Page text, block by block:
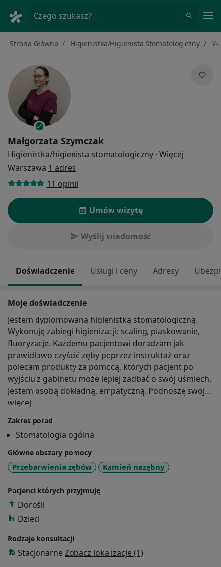
Czego szukasz?
Strona Główna Higienistka/Higienista Stomatologiczny
Małgorzata Szymczak
Higienistka/higienista stomatologiczny · Więcej
Warszawa 1 adres
11 opinii
Umów wizytę
Wyślij wiadomość
Doświadczenie Usługi i ceny Adresy
Moje doświadczenie
Jestem dyplomowaną higienistką stomatologiczną.
Wykonuję zabiegi higienizacji: scaling, piaskowanie,
fluoryzacje. Każdemu pacjentowi doradzam jak
prawidłowo czyścić zęby poprzez instruktaż oraz
polecam produkty za pomocą, których pacjent po
wyjściu z gabinetu może lepiej zadbać o swój uśmiech.
Jestem osobą dokładną, empatyczną. Podnoszę swoje
kwalifikacje uczestnicząc w kursach i szkoleniach, aby
Zapraszam do umawiania się na wizyty.
więcej
Zakres porad
Stomatologia ogólna
Główne obszary pomocy
Przebarwienia zębów Kamień nazębny
Pacjenci których przyjmuję
Dorośli
Dzieci
Rodzaje konsultacji
Stacjonarne Zobacz lokalizacje (1)